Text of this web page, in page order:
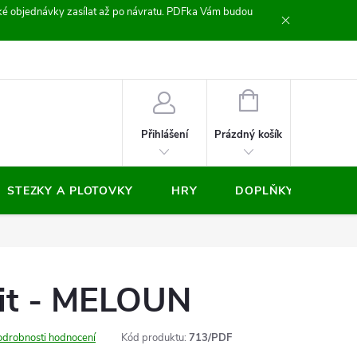
objednávky zasílat až po návratu. PDFka Vám budou
Přihlášení
NÁKUPNÍ
Prázdný košík
STEZKY A PLOTOVKY HRY DOPLŇKY
- MELOUN
hodnocení Kód produktu: 713/PDF